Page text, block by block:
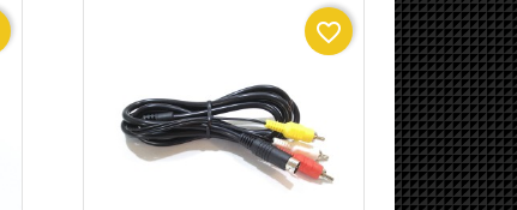
favorite_border